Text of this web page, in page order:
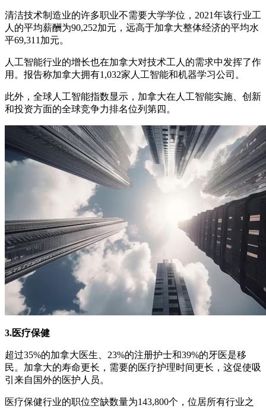
清洁技术制造业的许多职业不需要大学学位，2021年该行业工
人的平均薪酬为90,252加元，远高于加拿大整体经济的平均水
平69,311加元。
人工智能行业的增长也在加拿大对技术工人的需求中发挥了作
用。报告称加拿大拥有1,032家人工智能和机器学习公司。
此外，全球人工智能指数显示，加拿大在人工智能实施、创新
和投资方面的全球竞争力排名位列第四。
3.医疗保健
超过35%的加拿大医生、23%的注册护士和39%的牙医是移
民。加拿大的寿命更长，需要的医疗护理时间更长，这促使吸
引来自国外的医护人员。
医疗保健行业的职位空缺数量为143,800个，位居所有行业之